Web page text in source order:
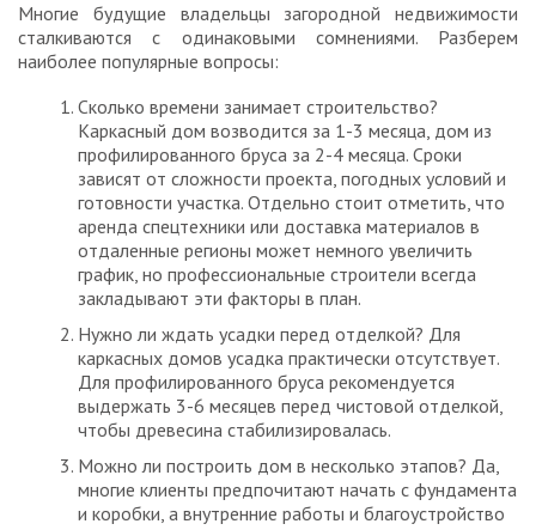
Многие будущие владельцы загородной недвижимости
сталкиваются с одинаковыми сомнениями. Разберем
наиболее популярные вопросы:
Сколько времени занимает строительство?
Каркасный дом возводится за 1-3 месяца, дом из
профилированного бруса за 2-4 месяца. Сроки
зависят от сложности проекта, погодных условий и
готовности участка. Отдельно стоит отметить, что
аренда спецтехники или доставка материалов в
отдаленные регионы может немного увеличить
график, но профессиональные строители всегда
закладывают эти факторы в план.
Нужно ли ждать усадки перед отделкой? Для
каркасных домов усадка практически отсутствует.
Для профилированного бруса рекомендуется
выдержать 3-6 месяцев перед чистовой отделкой,
чтобы древесина стабилизировалась.
Можно ли построить дом в несколько этапов? Да,
многие клиенты предпочитают начать с фундамента
и коробки, а внутренние работы и благоустройство